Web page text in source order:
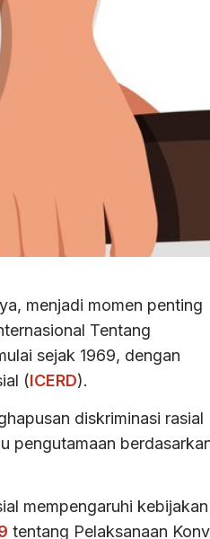
menjadi momen penting
Tentang
sejak 1969, dengan
(ICERD).
diskriminasi rasial
pengutamaan
mempengaruhi kebijakan
tentang Pelaksanaan